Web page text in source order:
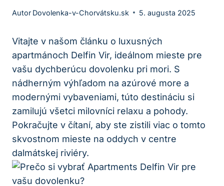
Autor Dovolenka-v-Chorvátsku.sk 5. augusta 2025
Vitajte v našom článku o luxusných
apartmánoch Delfin Vir, ideálnom mieste pre
vašu dychberúcu dovolenku pri mori. S
nádherným výhľadom na azúrové more a
modernými vybaveniami, túto destináciu si
zamilujú všetci milovníci relaxu a pohody.
Pokračujte v čítaní, aby ste zistili viac o tomto
skvostnom mieste na oddych v centre
dalmátskej riviéry.